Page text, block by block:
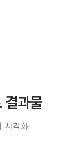
결과물
시각화